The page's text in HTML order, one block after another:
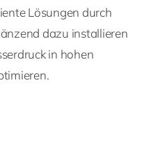
Lösungen durch
dazu installieren
in hohen